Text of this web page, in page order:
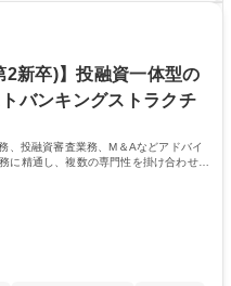
【お客様
品づくりへ貢献
キリングループの広報機能を担
し、磨き上げたホスピタリティ
ら広報関連業務を行っておりま
2新卒)】投融資一体型の
バンキングストラクチ
、投融資審査業務、M＆Aなどアドバイ
に精通し、複数の専門性を掛け合わせて